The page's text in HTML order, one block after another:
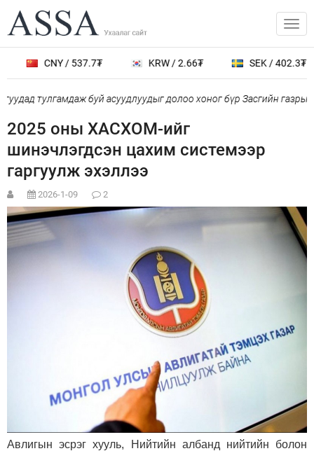
CNY / 537.7₮ KRW / 2.66₮ SEK / 402.3₮
тулгамдаж буй асуудлуудыг долоо хоног бүр Засгийн газрын
2025 оны ХАСХОМ-ийг
шинэчлэгдсэн цахим системээр
гаргуулж эхэллээ
2026-1-09 2
Авлигын эсрэг хууль, Нийтийн албанд нийтийн болон